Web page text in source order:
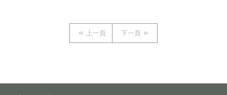
上一頁 下一頁